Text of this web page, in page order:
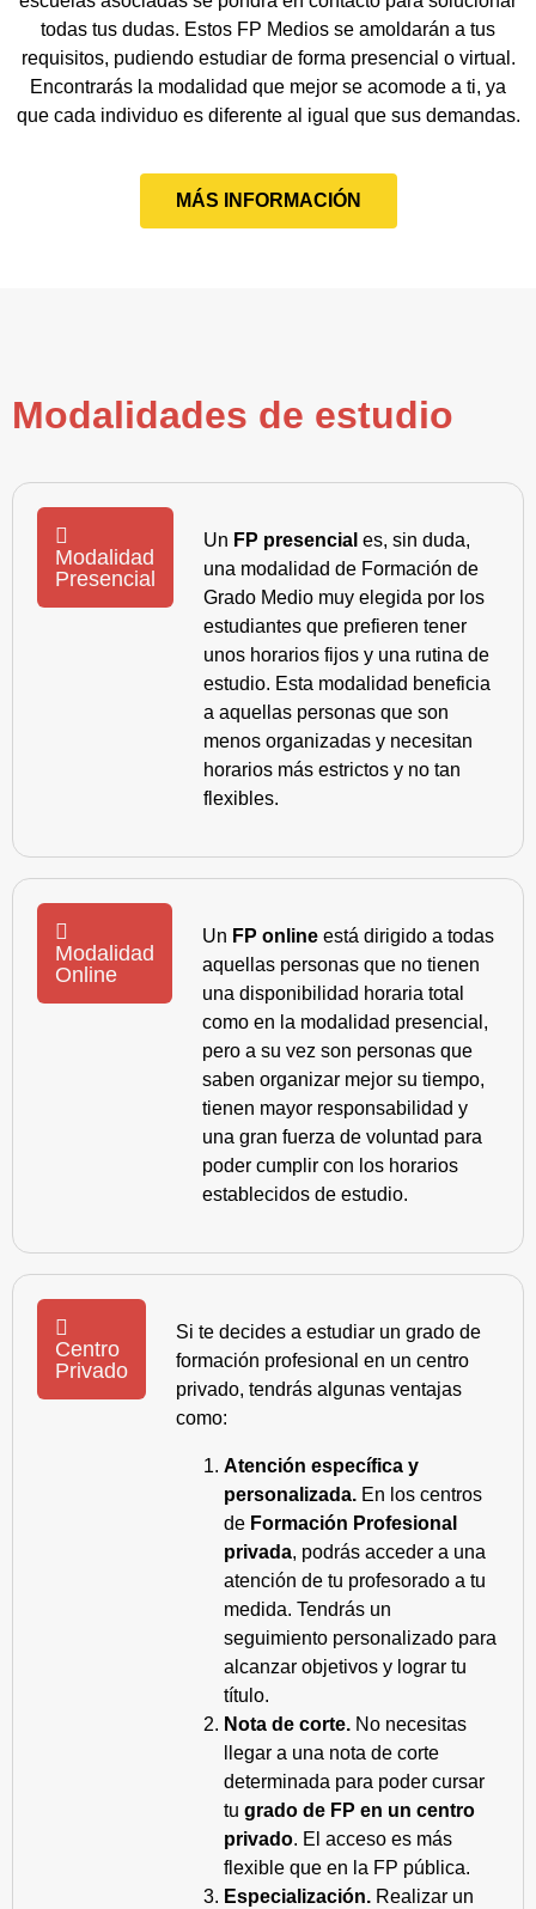
todas tus dudas. Estos FP Medios se amoldarán a tus
requisitos, pudiendo estudiar de forma presencial o virtual.
Encontrarás la modalidad que mejor se acomode a ti, ya
que cada individuo es diferente al igual que sus demandas.
MÁS INFORMACIÓN
Modalidades de estudio
Modalidad
Presencial
Un FP presencial es, sin duda,
una modalidad de Formación de
Grado Medio muy elegida por los
estudiantes que prefieren tener
unos horarios fijos y una rutina de
estudio. Esta modalidad beneficia
a aquellas personas que son
menos organizadas y necesitan
horarios más estrictos y no tan
flexibles.
Modalidad
Online
Un FP online está dirigido a todas
aquellas personas que no tienen
una disponibilidad horaria total
como en la modalidad presencial,
pero a su vez son personas que
saben organizar mejor su tiempo,
tienen mayor responsabilidad y
una gran fuerza de voluntad para
poder cumplir con los horarios
establecidos de estudio.
Centro
Privado
Si te decides a estudiar un grado de
formación profesional en un centro
privado, tendrás algunas ventajas
como:
Atención específica y
personalizada. En los centros
de Formación Profesional
privada, podrás acceder a una
atención de tu profesorado a tu
medida. Tendrás un
seguimiento personalizado para
alcanzar objetivos y lograr tu
título.
Nota de corte. No necesitas
llegar a una nota de corte
determinada para poder cursar
tu grado de FP en un centro
privado. El acceso es más
flexible que en la FP pública.
Especialización. Realizar un